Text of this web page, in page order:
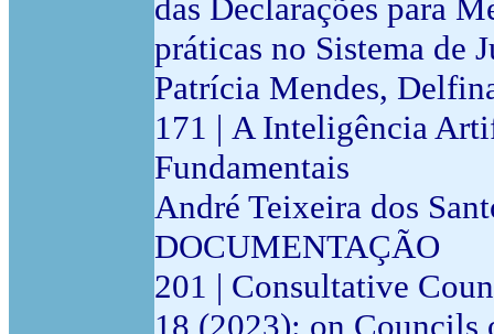
das Declarações para
práticas no Sistema de
Patrícia Mendes,
171 | A Inteligência
Fundamentais
André Teixeira dos
DOCUMENTAÇÃO
201 | Consultative
18 (2023): on Councils